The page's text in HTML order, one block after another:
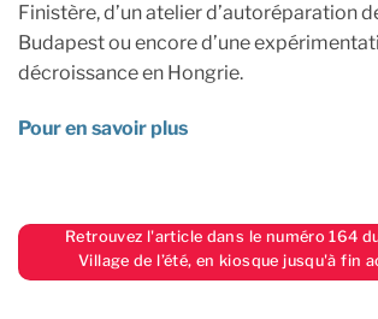
Finistère, d’un atelier d’autoréparation
Budapest ou encore d’une
décroissance en Hongrie.
Pour en savoir plus
Retrouvez l'article dans le numéro 164
Village de l’été, en kiosque jusqu'à fin